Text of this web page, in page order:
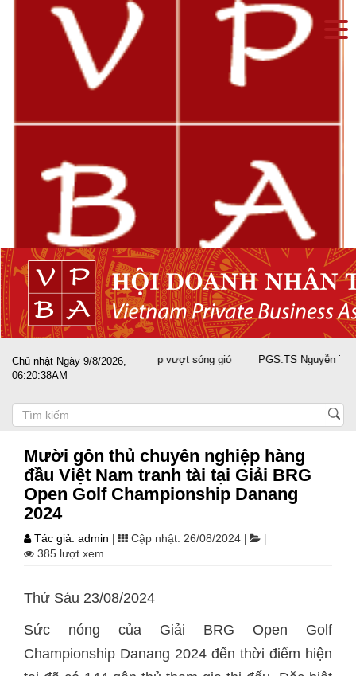
Chủ nhật Ngày 9/8/2026,
06:20:39AM
sát cánh cùng doanh nghiệp vượt sóng gió PGS.TS Nguyễn Trọng
Mười gôn thủ chuyên nghiệp hàng
đầu Việt Nam tranh tài tại Giải BRG
Open Golf Championship Danang
2024
Tác giả: admin Cập nhật: 26/08/2024
385 lượt xem
Thứ Sáu 23/08/2024
Sức nóng của Giải BRG Open Golf
Championship Danang 2024 đến thời điểm hiện